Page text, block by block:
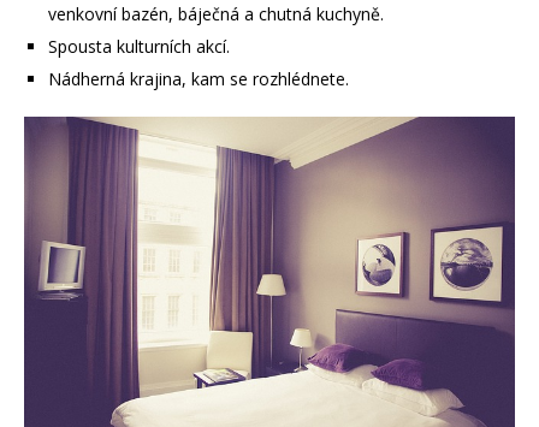
venkovní bazén, báječná a chutná kuchyně.
Spousta kulturních akcí.
Nádherná krajina, kam se rozhlédnete.